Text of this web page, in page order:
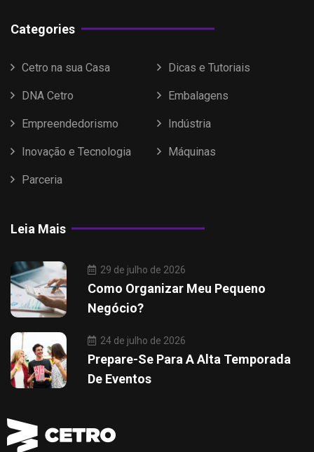
Categories
Cetro na sua Casa Dicas e Tutoriais
DNA Cetro Embalagens
Empreendedorismo Indústria
Inovação e Tecnologia Máquinas
Parceria
Leia Mais
29 de julho de 2026
Como Organizar Meu Pequeno
Negócio?
24 de julho de 2026
Prepare-Se Para A Alta Temporada
De Eventos